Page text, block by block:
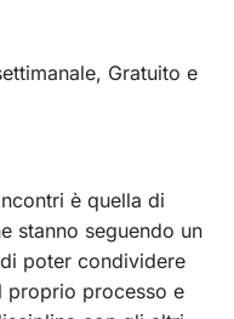
Gratuito e
è quella di
stanno seguendo un
poter condividere
proprio processo e